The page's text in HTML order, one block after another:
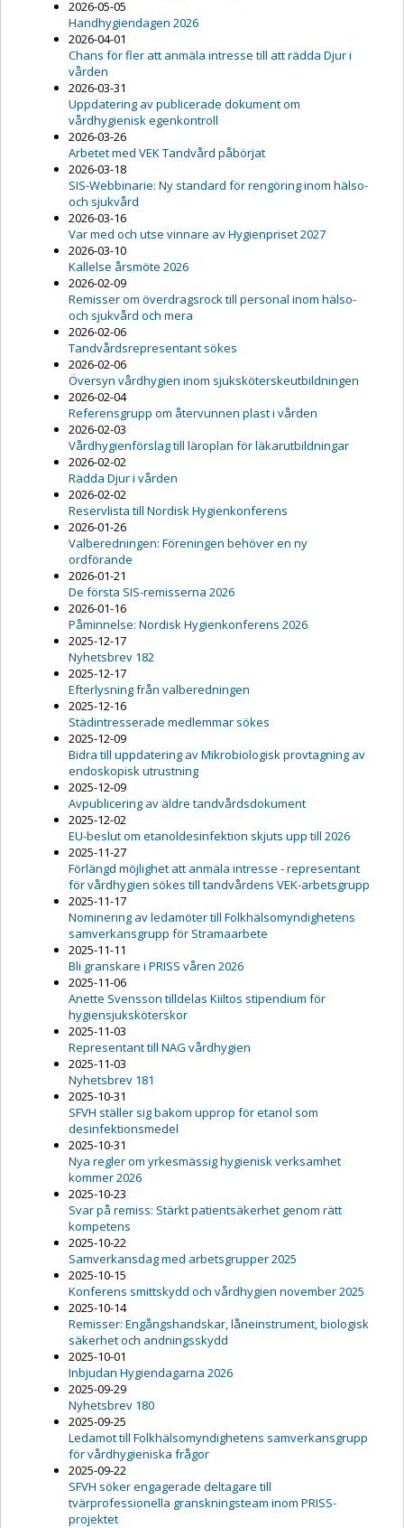
2026-05-05
Handhygiendagen 2026
2026-04-01
Chans för fler att anmäla intresse till att rädda Djur i
vården
2026-03-31
Uppdatering av publicerade dokument om
vårdhygienisk egenkontroll
2026-03-26
Arbetet med VEK Tandvård påbörjat
2026-03-18
SIS-Webbinarie: Ny standard för rengöring inom hälso-
och sjukvård
2026-03-16
Var med och utse vinnare av Hygienpriset 2027
2026-03-10
Kallelse årsmöte 2026
2026-02-09
Remisser om överdragsrock till personal inom hälso-
och sjukvård och mera
2026-02-06
Tandvårdsrepresentant sökes
2026-02-06
Översyn vårdhygien inom sjuksköterskeutbildningen
2026-02-04
Referensgrupp om återvunnen plast i vården
2026-02-03
Vårdhygienförslag till läroplan för läkarutbildningar
2026-02-02
Rädda Djur i vården
2026-02-02
Reservlista till Nordisk Hygienkonferens
2026-01-26
Valberedningen: Föreningen behöver en ny
ordförande
2026-01-21
De första SIS-remisserna 2026
2026-01-16
Påminnelse: Nordisk Hygienkonferens 2026
2025-12-17
Nyhetsbrev 182
2025-12-17
Efterlysning från valberedningen
2025-12-16
Städintresserade medlemmar sökes
2025-12-09
Bidra till uppdatering av Mikrobiologisk provtagning av
endoskopisk utrustning
2025-12-09
Avpublicering av äldre tandvårdsdokument
2025-12-02
EU-beslut om etanoldesinfektion skjuts upp till 2026
2025-11-27
Förlängd möjlighet att anmäla intresse - representant
för vårdhygien sökes till tandvårdens VEK-arbetsgrupp
2025-11-17
Nominering av ledamöter till Folkhälsomyndighetens
samverkansgrupp för Stramaarbete
2025-11-11
Bli granskare i PRISS våren 2026
2025-11-06
Anette Svensson tilldelas Kiiltos stipendium för
hygiensjuksköterskor
2025-11-03
Representant till NAG vårdhygien
2025-11-03
Nyhetsbrev 181
2025-10-31
SFVH ställer sig bakom upprop för etanol som
desinfektionsmedel
2025-10-31
Nya regler om yrkesmässig hygienisk verksamhet
kommer 2026
2025-10-23
Svar på remiss: Stärkt patientsäkerhet genom rätt
kompetens
2025-10-22
Samverkansdag med arbetsgrupper 2025
2025-10-15
Konferens smittskydd och vårdhygien november 2025
2025-10-14
Remisser: Engångshandskar, låneinstrument, biologisk
säkerhet och andningsskydd
2025-10-01
Inbjudan Hygiendagarna 2026
2025-09-29
Nyhetsbrev 180
2025-09-25
Ledamot till Folkhälsomyndighetens samverkansgrupp
för vårdhygieniska frågor
2025-09-22
SFVH söker engagerade deltagare till
tvärprofessionella granskningsteam inom PRISS-
projektet